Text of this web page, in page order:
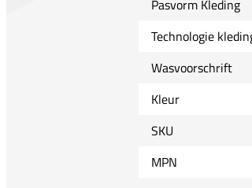
Pasvorm Kleding
Technologie
Wasvoorschrift
Kleur
SKU
MPN